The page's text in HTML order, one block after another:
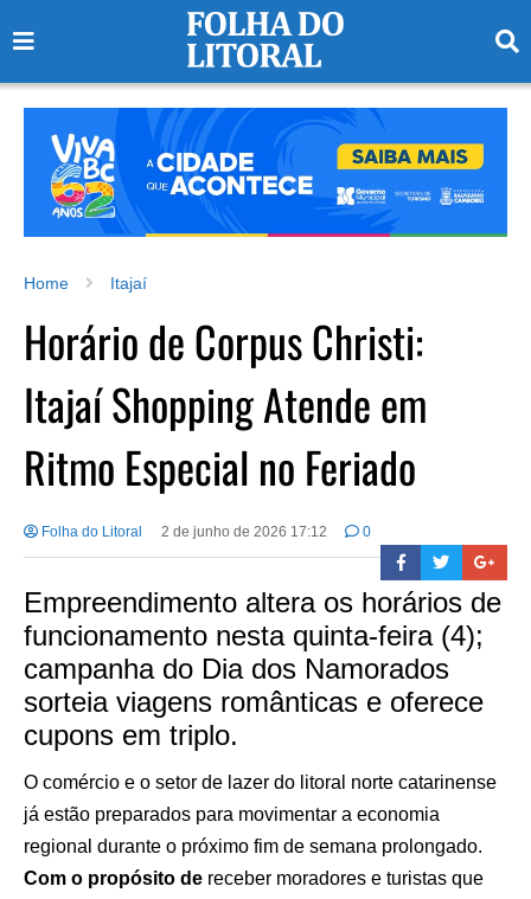
Home Itajaí
Horário de Corpus Christi:
Itajaí Shopping Atende em
Ritmo Especial no Feriado
Folha do Litoral 2 de junho de 2026 17:12 0
Empreendimento altera os horários de
funcionamento nesta quinta-feira (4);
campanha do Dia dos Namorados
sorteia viagens românticas e oferece
cupons em triplo.
O comércio e o setor de lazer do litoral norte catarinense
já estão preparados para movimentar a economia
regional durante o próximo fim de semana prolongado.
Com o propósito de receber moradores e turistas que